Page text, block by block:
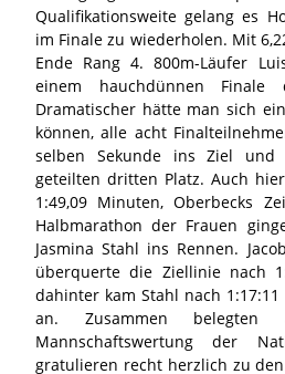
Qualifikationsweite gelang es
im Finale zu wiederholen. Mit
Ende Rang 4. 800m-Läufer
einem hauchdünnen Finale
Dramatischer hätte man sich
können, alle acht
selben Sekunde ins Ziel
geteilten dritten Platz. Auch
1:49,09 Minuten, Oberbecks
Halbmarathon der Frauen
Jasmina Stahl ins Rennen.
überquerte die Ziellinie nach
dahinter kam Stahl nach
an. Zusammen
Mannschaftswertung der
gratulieren recht herzlich zu